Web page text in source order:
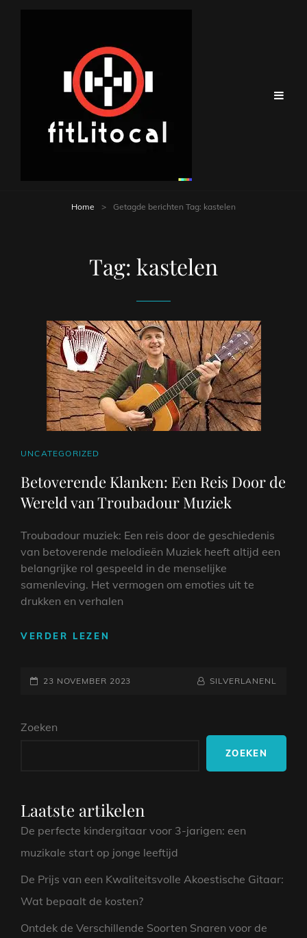
Home > Getagde berichten Tag: kastelen
Tag: kastelen
CAT
UNCATEGORIZED
Betoverende Klanken: Een Reis Door de
Wereld van Troubadour Muziek
Troubadour muziek: Een reis door de geschiedenis
van betoverende melodieën Muziek heeft altijd een
belangrijke rol gespeeld in de menselijke
samenleving. Het vermogen om emoties uit te
drukken en verhalen
VERDER LEZEN
REIS
GEPLAATST
23 NOVEMBER 2023 NAAMREGEL
BYLINE
SILVERLANENL
Zoeken
ZOEKEN
Laatste artikelen
De perfecte kindergitaar voor 3-jarigen: een
muzikale start op jonge leeftijd
De Prijs van een Kwaliteitsvolle Akoestische Gitaar:
Wat bepaalt de kosten?
Ontdek de Verschillende Soorten Snaren voor de